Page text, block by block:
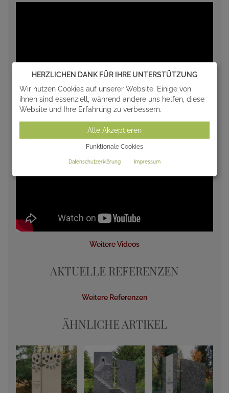
Weitere Videos
AKTUELLE REFERENZEN
Weitere Referenzen
ÄHNLICHE ARTIKEL
HERZLICHEN DANK FÜR IHRE UNTERSTÜTZUNG
Wir nutzen Cookies auf unserer Website. Einige von
ihnen sind essenziell, während andere uns helfen, diese
Website und Ihre Erfahrung zu verbessern.
Alle Akzeptieren
Funktionale Cookies
Datenschutzerklärung Impressum